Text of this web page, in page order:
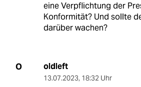
eine Verpflichtung der
Konformität? Und sollte
darüber wachen?
O oldleft
13.07.2023, 18:32 Uhr